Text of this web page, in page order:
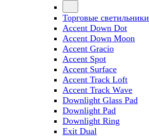
Торговые светильники
Accent Down Dot
Accent Down Moon
Accent Gracio
Accent Spot
Accent Surface
Accent Track Loft
Accent Track Wave
Downlight Glass Pad
Downlight Pad
Downlight Ring
Exit Dual